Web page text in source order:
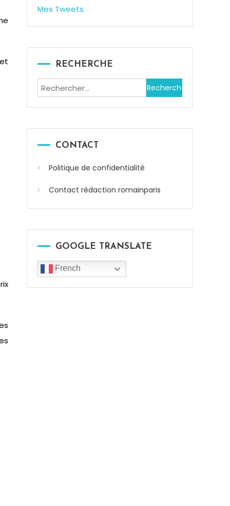
Mes Tweets
RECHERCHE
Rechercher :
CONTACT
Politique de confidentialité
Contact rédaction romainparis
GOOGLE TRANSLATE
French